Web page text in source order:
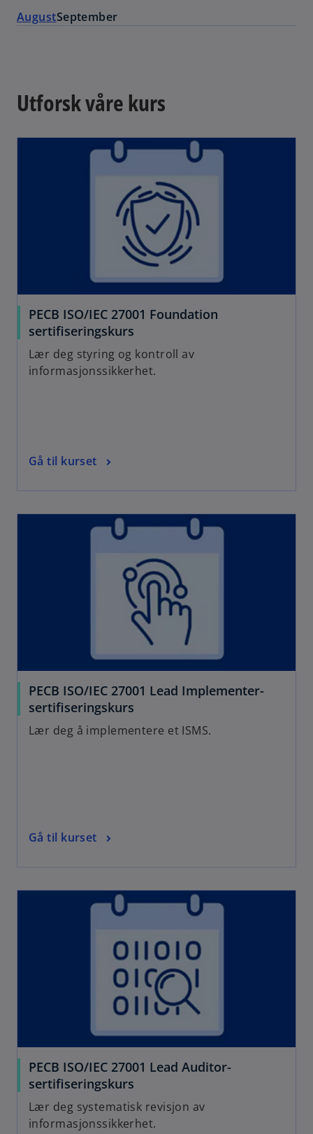
AugustSeptember
Utforsk våre kurs
PECB ISO/IEC 27001 Foundation
sertifiseringskurs
Lær deg styring og kontroll av
informasjonssikkerhet.
Gå til kurset
PECB ISO/IEC 27001 Lead Implementer-
sertifiseringskurs
Lær deg å implementere et ISMS.
Gå til kurset
PECB ISO/IEC 27001 Lead Auditor-
sertifiseringskurs
Lær deg systematisk revisjon av
informasjonssikkerhet.